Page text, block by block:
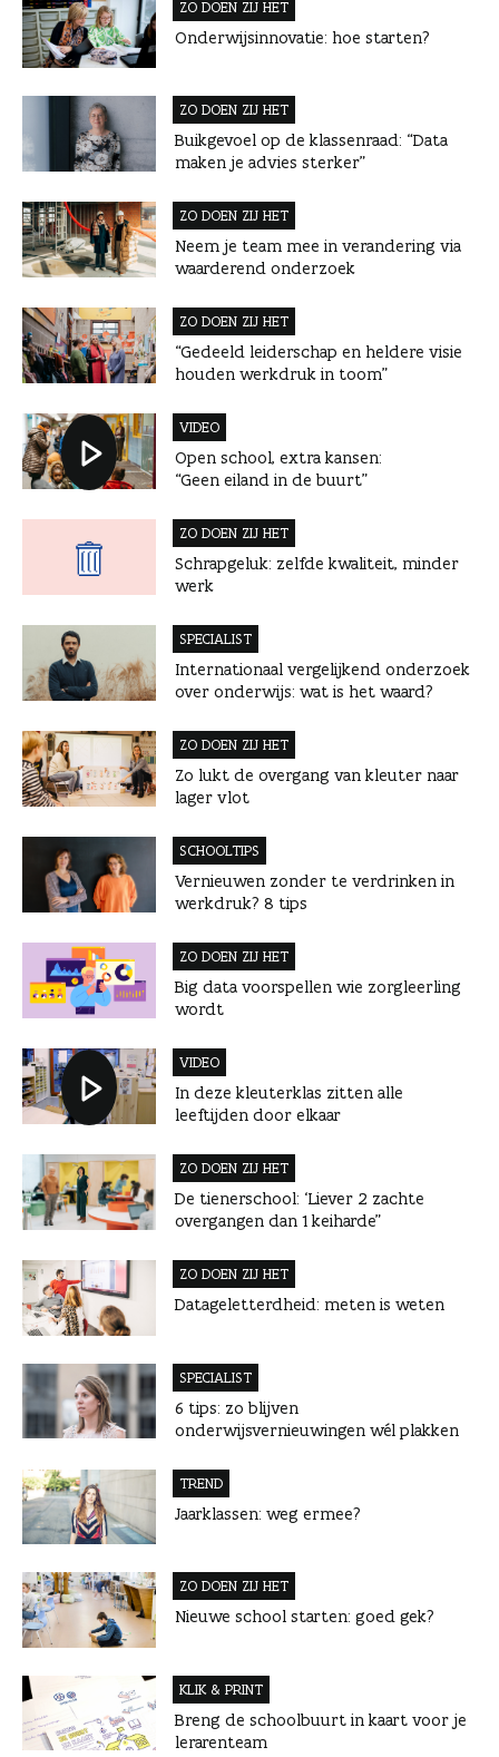
ZO DOEN ZIJ HET
Onderwijsinnovatie: hoe starten?
ZO DOEN ZIJ HET
Buikgevoel op de klassenraad: “Data
maken je advies sterker”
ZO DOEN ZIJ HET
Neem je team mee in verandering via
waarderend onderzoek
ZO DOEN ZIJ HET
“Gedeeld leiderschap en heldere visie
houden werkdruk in toom”
VIDEO
Open school, extra kansen:
“Geen eiland in de buurt”
ZO DOEN ZIJ HET
Schrapgeluk: zelfde kwaliteit, minder
werk
SPECIALIST
Internationaal vergelijkend onderzoek
over onderwijs: wat is het waard?
ZO DOEN ZIJ HET
Zo lukt de overgang van kleuter naar
lager vlot
SCHOOLTIPS
Vernieuwen zonder te verdrinken in
werkdruk? 8 tips
ZO DOEN ZIJ HET
Big data voorspellen wie zorgleerling
wordt
VIDEO
In deze kleuterklas zitten alle
leeftijden door elkaar
ZO DOEN ZIJ HET
De tienerschool: ‘Liever 2 zachte
overgangen dan 1 keiharde”
ZO DOEN ZIJ HET
Datageletterdheid: meten is weten
SPECIALIST
6 tips: zo blijven
onderwijsvernieuwingen wél plakken
TREND
Jaarklassen: weg ermee?
ZO DOEN ZIJ HET
Nieuwe school starten: goed gek?
KLIK & PRINT
Breng de schoolbuurt in kaart voor je
lerarenteam